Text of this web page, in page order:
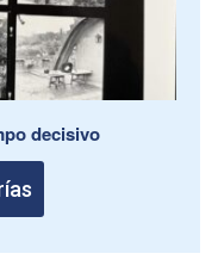
decisivo